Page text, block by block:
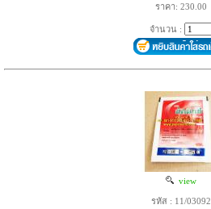
ราคา: 230.00
จำนวน :
view
รหัส : 11/03092